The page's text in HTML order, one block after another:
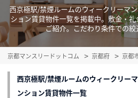
西京極駅/禁煙ルームのウィークリーマ
ション賃貸物件一覧を掲載中。敷金・
ご紹介。こだわり条件での
京都マンスリードットコム 京都府 京都
西京極駅/禁煙ルームのウィークリー
ンション賃貸物件一覧